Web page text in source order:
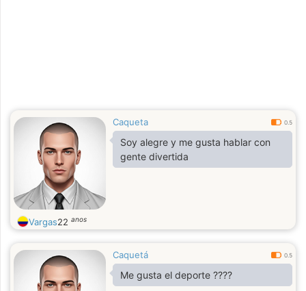
Caqueta 0.5
Soy alegre y me gusta hablar con
gente divertida
Vargas22 anos
Caquetá 0.5
Me gusta el deporte ????